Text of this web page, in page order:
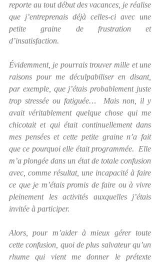
reporte au tout début des vacances, je réalise
que j’entreprenais déjà celles-ci avec une
petite graine de frustration et
d’insatisfaction.
Évidemment, je pourrais trouver mille et une
raisons pour me déculpabiliser en disant,
par exemple, que j’étais probablement juste
trop stressée ou fatiguée…  Mais non, il y
avait véritablement quelque chose qui me
chicotait et qui était continuellement dans
mes pensées et cette petite graine n’a fait
que ce pourquoi elle était programmée.  Elle
m’a plongée dans un état de totale confusion
avec, comme résultat, une incapacité à faire
ce que je m’étais promis de faire ou à vivre
pleinement les activités auxquelles j’étais
invitée à participer.
Alors, pour m’aider à mieux gérer toute
cette confusion, quoi de plus salvateur qu’un
rhume qui vient me donner le prétexte